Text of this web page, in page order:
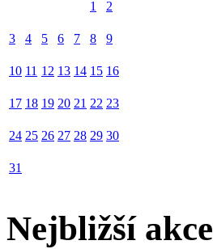
1
2
3 4 5 6 7 8 9
10 11 12 13 14 15 16
17 18 19 20 21 22 23
24 25 26 27 28 29 30
31
Nejbližší akce